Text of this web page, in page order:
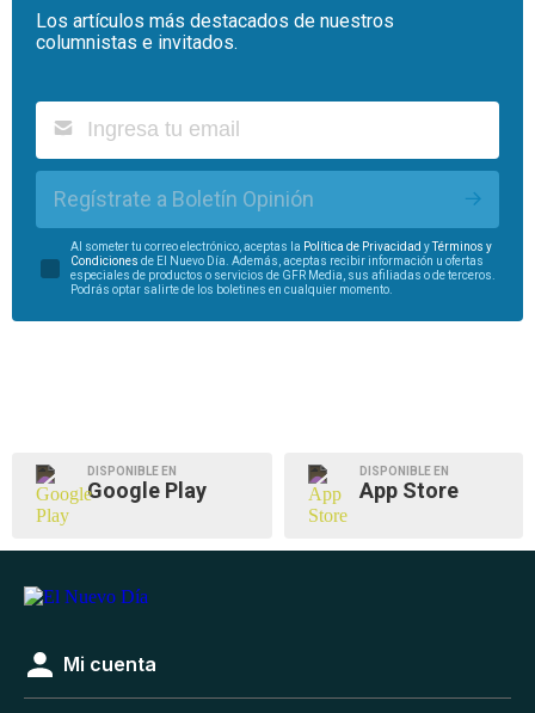
Los artículos más destacados de nuestros
columnistas e invitados.
Regístrate a Boletín Opinión
Al someter tu correo electrónico, aceptas la Política de Privacidad yTérminos y
Condiciones de El Nuevo Día. Además, aceptas recibir información u ofertas
especiales de productos o servicios de GFR Media, sus afiliadas o de terceros.
Podrás optar salirte de los boletines en cualquier momento.
DISPONIBLE EN
Google Play
DISPONIBLE EN
App Store
Mi cuenta